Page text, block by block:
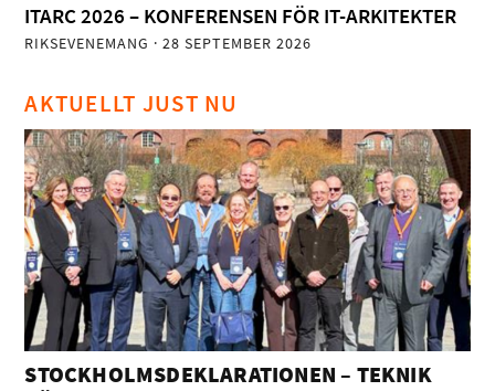
ITARC 2026 – KONFERENSEN FÖR IT-ARKITEKTER
RIKSEVENEMANG · 28 SEPTEMBER 2026
AKTUELLT JUST NU
STOCKHOLMSDEKLARATIONEN – TEKNIK